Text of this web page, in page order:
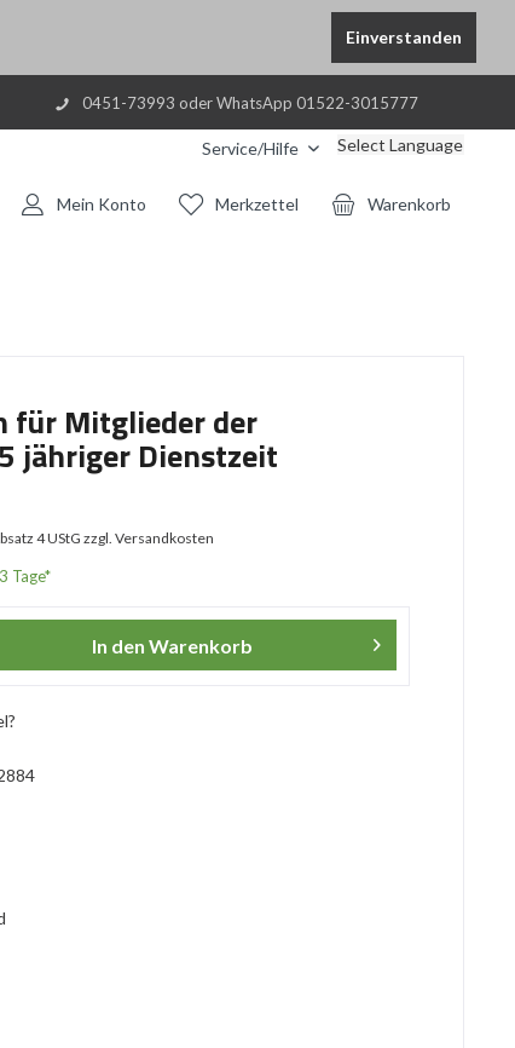
Einverstanden
0451-73993 oder WhatsApp 01522-3015777
Service/Hilfe Select Language
Warenkorb
Merkzettel
Mein Konto
für Mitglieder der
jähriger Dienstzeit
4 UStGzzgl. Versandkosten
Tage*
In den Warenkorb